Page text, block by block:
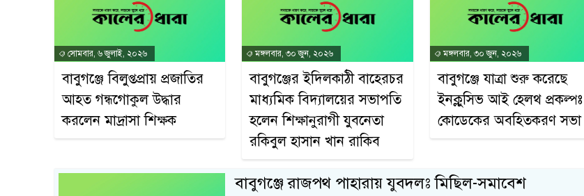
সোমবার, ৬ জুলাই, ২০২৬
বাবুগঞ্জে বিলুপ্তপ্রায় প্রজাতির
আহত গন্ধগোকুল উদ্ধার
করলেন মাদ্রাসা শিক্ষক
মঙ্গলবার, ৩০ জুন, ২০২৬
বাবুগঞ্জের ইদিলকাঠী বাহেরচর
মাধ্যমিক বিদ্যালয়ের সভাপতি
হলেন শিক্ষানুরাগী যুবনেতা
রকিবুল হাসান খান রাকিব
মঙ্গলবার, ৩০ জুন, ২০২৬
বাবুগঞ্জে যাত্রা শুরু করেছে
ইনক্লুসিভ আই হেলথ প্রকল্পঃ
কোডেকের অবহিতকরণ সভা
বাবুগঞ্জে রাজপথ পাহারায় যুবদলঃ মিছিল-সমাবেশ